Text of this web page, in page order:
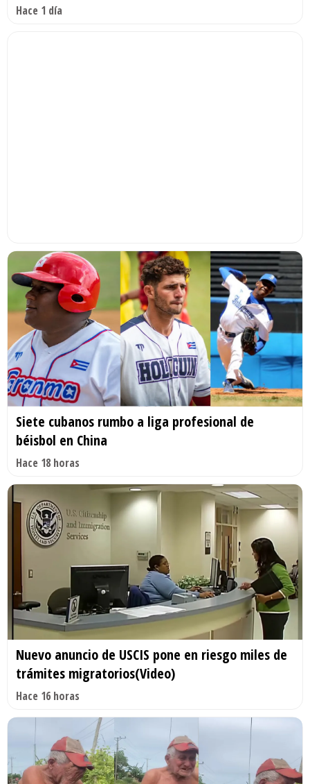
Hace 1 día
Siete cubanos rumbo a liga profesional de
béisbol en China
Hace 18 horas
Nuevo anuncio de USCIS pone en riesgo miles de
trámites migratorios(Video)
Hace 16 horas